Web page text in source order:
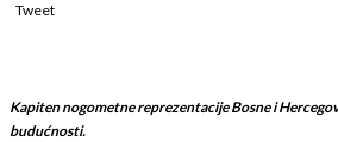
Tweet
Kapiten nogometne reprezentacije Bosne i
budućnosti.